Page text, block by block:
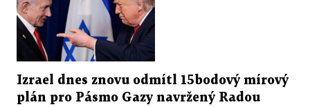
Izrael dnes znovu odmítl 15bodový mírový
plán pro Pásmo Gazy navržený Radou